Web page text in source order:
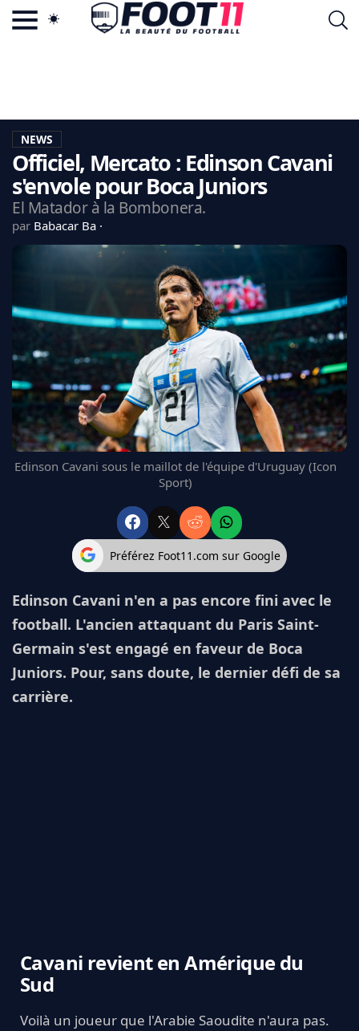
LA CHARTE
VIE PRIVÉE
CGU
CONTACTEZ-NOUS
PSG
REAL MADRID
FC BARCELONE
MANCHESTER UNITED
CHELSEA
ARSENAL
BAYERN
L'AVIS DE LA RÉDAC'
NEWS
Officiel, Mercato : Edinson Cavani
s'envole pour Boca Juniors
El Matador à la Bombonera.
par Babacar Ba
Edinson Cavani sous le maillot de l'équipe d'Uruguay (Icon
Sport)
Préférez Foot11.com sur Google
Edinson Cavani n'en a pas encore fini avec le
football. L'ancien attaquant du Paris Saint-
Germain s'est engagé en faveur de Boca
Juniors. Pour, sans doute, le dernier défi de sa
carrière.
Cavani revient en Amérique du
Sud
Voilà un joueur que l'Arabie Saoudite n'aura pas.